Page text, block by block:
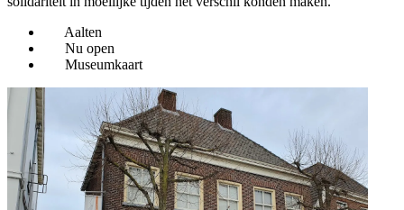
Aalten
Nu open
Museumkaart